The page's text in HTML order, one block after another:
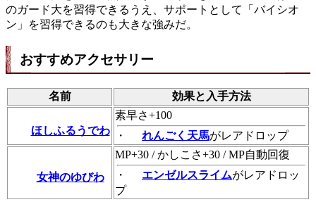
のガード大を習得できるうえ、サポートとして「バイシオ
ン」を習得できるのも大きな強みだ。
おすすめアクセサリー
名前 効果と入手方法
ほしふるうでわ
素早さ+100
・
れんごく天馬がレアドロップ
女神のゆびわ
MP+30 / かしこさ+30 / MP自動回復
・
エンゼルスライムがレアドロッ
プ